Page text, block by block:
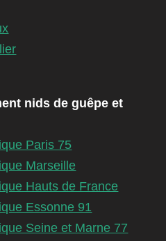
nids de guêpe et
Paris 75
Marseille
Hauts de France
Essonne 91
Seine et Marne 77